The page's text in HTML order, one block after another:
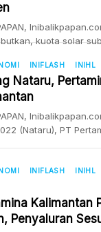
kuota solar
2022. Demikian
Relations &
August Susanto
(Kaltim) […]
INIFLASH INIHL
Nataru,
(Nataru), PT
untuk
menambah
pada H-3
1. Peningkatan […]
INIFLASH INIHL
Kalimantan
Penyaluran